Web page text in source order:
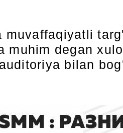
muvaffaqiyatli
muhim degan
bilan